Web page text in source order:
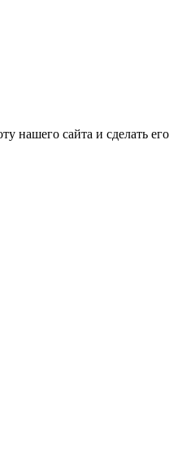
нашего сайта и сделать его